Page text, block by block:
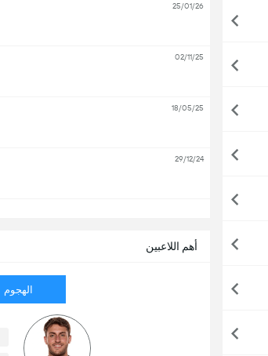
أهم اللاعبين
الهجوم
25/01/26
02/11/25
18/05/25
29/12/24